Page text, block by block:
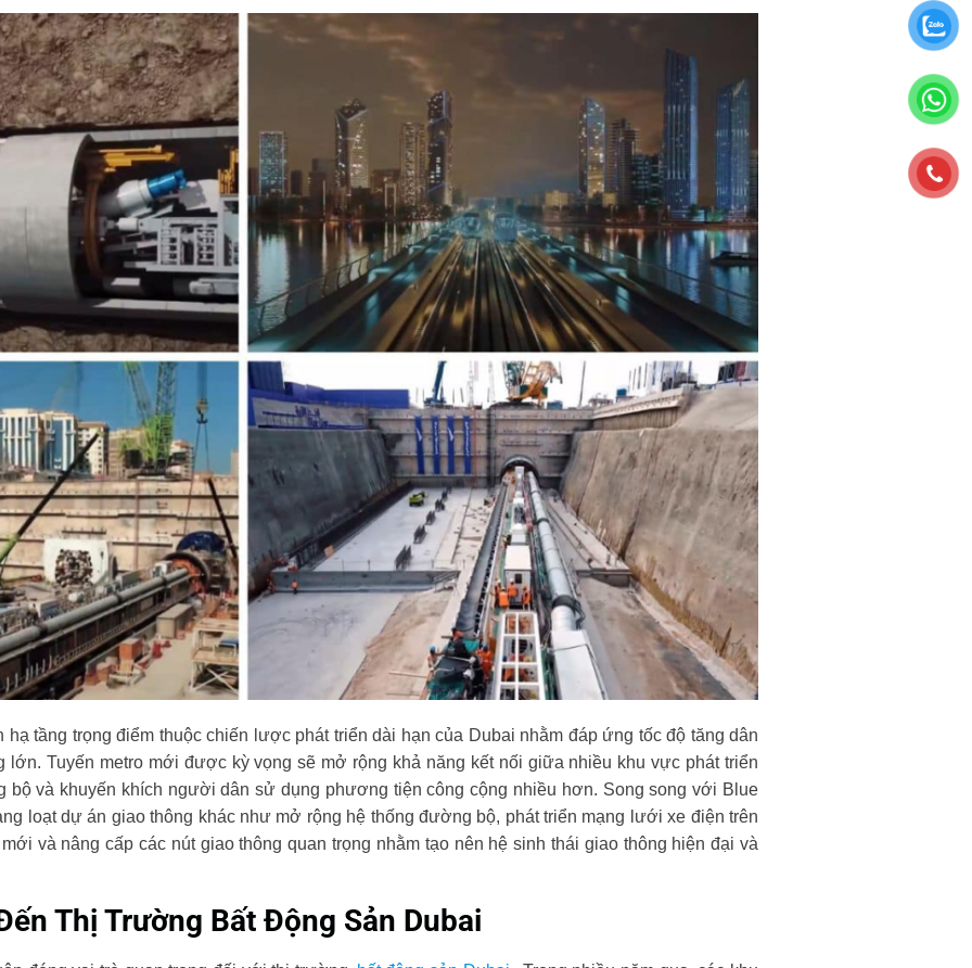
tầng trọng điểm thuộc chiến lược phát triển dài hạn của Dubai nhằm đáp ứng tốc độ tăng dân
lớn. Tuyến metro mới được kỳ vọng sẽ mở rộng khả năng kết nối giữa nhiều khu vực phát triển
bộ và khuyến khích người dân sử dụng phương tiện công cộng nhiều hơn. Song song với Blue
loạt dự án giao thông khác như mở rộng hệ thống đường bộ, phát triển mạng lưới xe điện trên
và nâng cấp các nút giao thông quan trọng nhằm tạo nên hệ sinh thái giao thông hiện đại và
Thị Trường Bất Động Sản Dubai